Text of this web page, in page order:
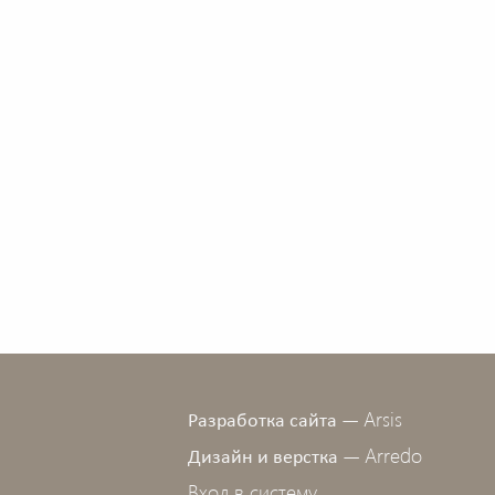
Разработка сайта — Arsis
Дизайн и верстка — Arredo